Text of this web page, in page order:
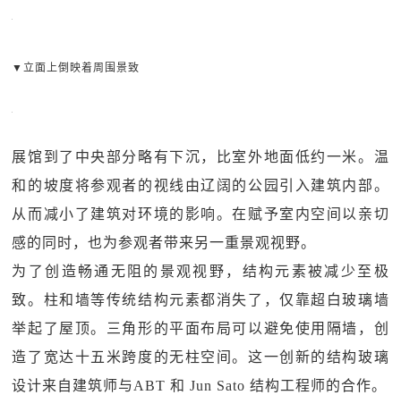
▼立面上倒映着周围景致
展馆到了中央部分略有下沉，比室外地面低约一米。温
和的坡度将参观者的视线由辽阔的公园引入建筑内部。
从而减小了建筑对环境的影响。在赋予室内空间以亲切
感的同时，也为参观者带来另一重景观视野。
为了创造畅通无阻的景观视野，结构元素被减少至极
致。柱和墙等传统结构元素都消失了，仅靠超白玻璃墙
举起了屋顶。三角形的平面布局可以避免使用隔墙，创
造了宽达十五米跨度的无柱空间。这一创新的结构玻璃
设计来自建筑师与ABT 和 Jun Sato 结构工程师的合作。